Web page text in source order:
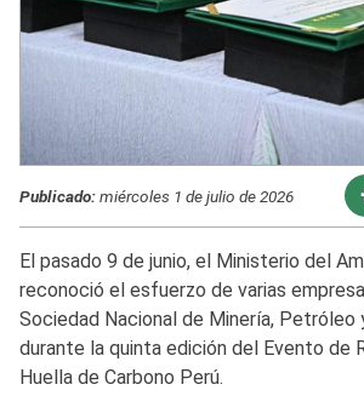
Publicado:miércoles 1 de julio de 2026
El pasado 9 de junio, el Ministerio del
reconoció el esfuerzo de varias
Sociedad Nacional de Minería, Petróleo
durante la quinta edición del Evento de
Huella de Carbono Perú.